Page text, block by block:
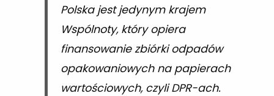
Polska jest jedynym krajem
Wspólnoty, który opiera
finansowanie zbiórki odpadów
opakowaniowych na papierach
wartościowych, czyli DPR-ach.